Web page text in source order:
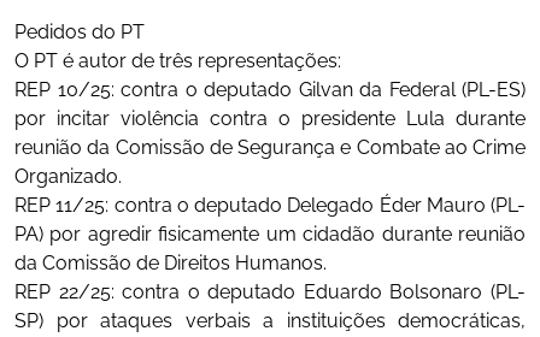
Pedidos do PT
O PT é autor de três representações:
REP 10/25: contra o deputado Gilvan da Federal (PL-ES)
por incitar violência contra o presidente Lula durante
reunião da Comissão de Segurança e Combate ao Crime
Organizado.
REP 11/25: contra o deputado Delegado Éder Mauro (PL-
PA) por agredir fisicamente um cidadão durante reunião
da Comissão de Direitos Humanos.
REP 22/25: contra o deputado Eduardo Bolsonaro (PL-
SP) por ataques verbais a instituições democráticas,